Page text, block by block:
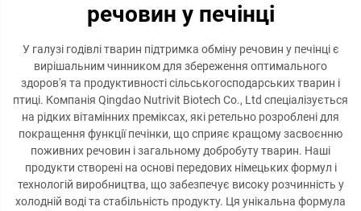
речовин у печінці
У галузі годівлі тварин підтримка обміну речовин у печінці є
вирішальним чинником для збереження оптимального
здоров'я та продуктивності сільськогосподарських тварин і
птиці. Компанія Qingdao Nutrivit Biotech Co., Ltd спеціалізується
на рідких вітамінних преміксах, які ретельно розроблені для
покращення функції печінки, що сприяє кращому засвоєнню
поживних речовин і загальному добробуту тварин. Наші
продукти створені на основі передових німецьких формул і
технологій виробництва, що забезпечує високу розчинність у
холодній воді та стабільність продукту. Ця унікальна формула